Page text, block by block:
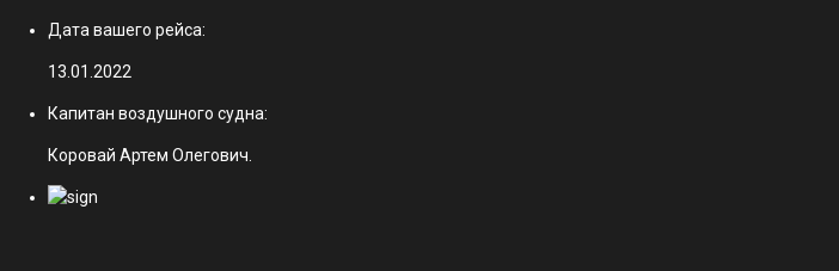
Дата вашего рейса:
13.01.2022
Капитан воздушного судна:
Коровай Артем Олегович.